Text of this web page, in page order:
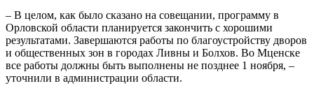
– В целом, как было сказано на совещании, программу в
Орловской области планируется закончить с хорошими
результатами. Завершаются работы по благоустройству дворов
и общественных зон в городах Ливны и Болхов. Во Мценске
все работы должны быть выполнены не позднее 1 ноября, –
уточнили в администрации области.